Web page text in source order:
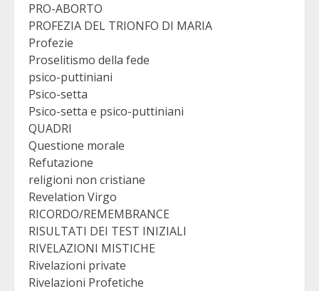
PRO-ABORTO
PROFEZIA DEL TRIONFO DI MARIA
Profezie
Proselitismo della fede
psico-puttiniani
Psico-setta
Psico-setta e psico-puttiniani
QUADRI
Questione morale
Refutazione
religioni non cristiane
Revelation Virgo
RICORDO/REMEMBRANCE
RISULTATI DEI TEST INIZIALI
RIVELAZIONI MISTICHE
Rivelazioni private
Rivelazioni Profetiche